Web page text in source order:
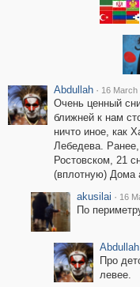
Abdullah · 16 March
Очень ценный
ближней к нам
ничто иное, как
Лебедева.
Ростовском, 21
(вплотную) Дома
akusilai · 16
По
Abdullah
Про
левее.